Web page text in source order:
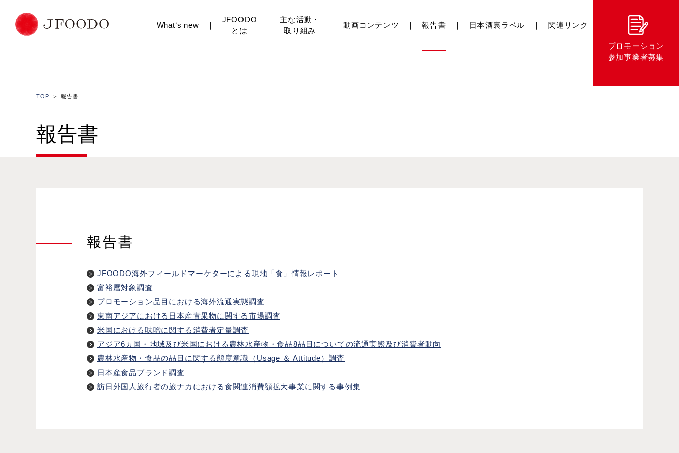
What‘s new
JFOODO
とは
主な活動・
取り組み
品目横断
動画コンテンツ 報告書 日本酒裏ラベル 関連リンク
プロモーション
参加事業者募集
TOP 報告書
報告書
報告書
JFOODO海外フィールドマーケターによる現地「食」情報レポート
富裕層対象調査
プロモーション品目における海外流通実態調査
東南アジアにおける日本産青果物に関する市場調査
米国における味噌に関する消費者定量調査
アジア6ヵ国・地域及び米国における農林水産物・食品8品目についての流通実態及び消費者動向
農林水産物・食品の品目に関する態度意識（Usage ＆ Attitude）調査
日本産食品ブランド調査
訪日外国人旅行者の旅ナカにおける食関連消費額拡大事業に関する事例集